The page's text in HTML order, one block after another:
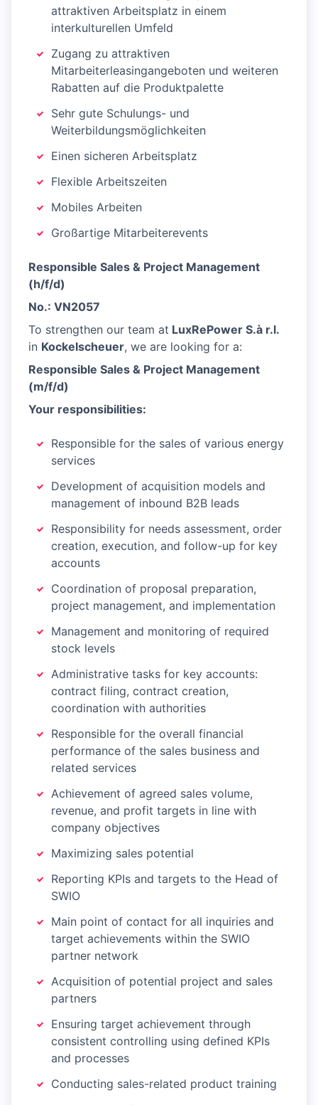
attraktiven Arbeitsplatz in einem
interkulturellen Umfeld
Zugang zu attraktiven
Mitarbeiterleasingangeboten und weiteren
Rabatten auf die Produktpalette
Sehr gute Schulungs- und
Weiterbildungsmöglichkeiten
Einen sicheren Arbeitsplatz
Flexible Arbeitszeiten
Mobiles Arbeiten
Großartige Mitarbeiterevents
Responsible Sales & Project Management
(h/f/d)
No.: VN2057
To strengthen our team at LuxRePower S.à r.l.
in Kockelscheuer, we are looking for a:
Responsible Sales & Project Management
(m/f/d)
Your responsibilities:
Responsible for the sales of various energy
services
Development of acquisition models and
management of inbound B2B leads
Responsibility for needs assessment, order
creation, execution, and follow-up for key
accounts
Coordination of proposal preparation,
project management, and implementation
Management and monitoring of required
stock levels
Administrative tasks for key accounts:
contract filing, contract creation,
coordination with authorities
Responsible for the overall financial
performance of the sales business and
related services
Achievement of agreed sales volume,
revenue, and profit targets in line with
company objectives
Maximizing sales potential
Reporting KPIs and targets to the Head of
SWIO
Main point of contact for all inquiries and
target achievements within the SWIO
partner network
Acquisition of potential project and sales
partners
Ensuring target achievement through
consistent controlling using defined KPIs
and processes
Conducting sales-related product training